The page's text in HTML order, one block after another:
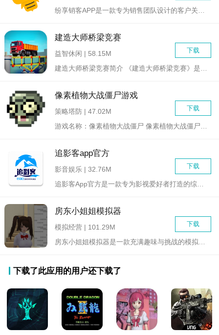
建造大师桥梁竞赛
下载
益智休闲 | 58.15M
像素植物大战僵尸游戏
下载
策略塔防 | 47.02M
追影客app官方
下载
影音娱乐 | 32.76M
房东小姐姐模拟器
下载
模拟经营 | 101.29M
下载了此应用的用户还下载了